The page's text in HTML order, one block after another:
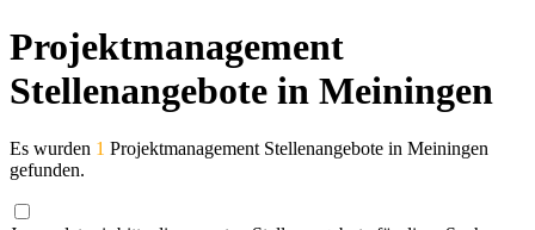
Projektmanagement
Stellenangebote in Meiningen
Es wurden 1 Projektmanagement Stellenangebote in Meiningen
gefunden.